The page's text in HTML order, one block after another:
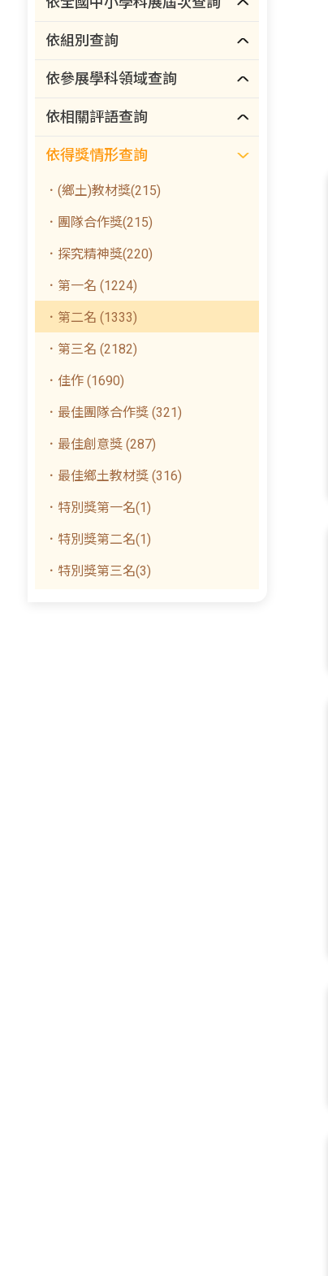
依組別查詢
依參展學科領域查詢
依相關評語查詢
依得獎情形查詢
．(鄉土)教材獎(215)
．團隊合作獎(215)
．探究精神獎(220)
．第一名 (1224)
．第二名 (1333)
．第三名 (2182)
．佳作 (1690)
．最佳團隊合作獎 (321)
．最佳創意獎 (287)
．最佳鄉土教材獎 (316)
．特別獎第一名(1)
．特別獎第二名(1)
．特別獎第三名(3)